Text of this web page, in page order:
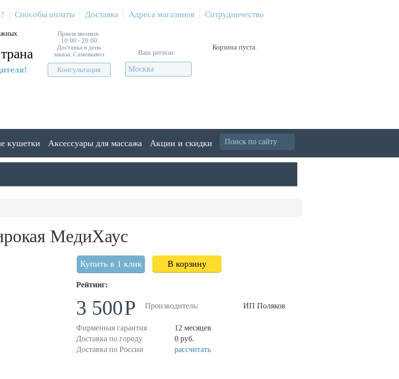
Способы оплаты Доставка Адреса магазинов
Сотрудничество
Прием звонков:
10:00 - 20:00
Доставка в день
заказа. Самовывоз
Консультация
Ваш регион:
Москва
Корзина пуста.
кушетки Аксессуары для массажа Акции и скидки
МедиХаус
Купить в 1 клик В корзину
Рейтинг:
3 500 Производитель: ИП Поляков
Фирменная гарантия
12 месяцев
Доставка по городу
0 руб.
Доставка по России
рассчитать